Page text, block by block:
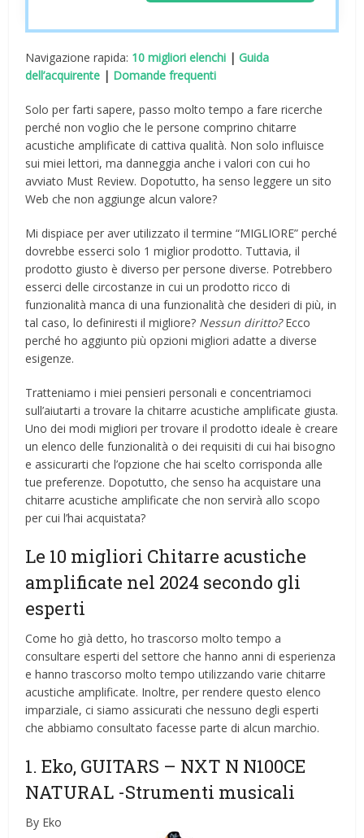
Navigazione rapida: 10 migliori elenchi |Guida
dell’acquirente | Domande frequenti
Solo per farti sapere, passo molto tempo a fare ricerche
perché non voglio che le persone comprino chitarre
acustiche amplificate di cattiva qualità. Non solo influisce
sui miei lettori, ma danneggia anche i valori con cui ho
avviato Must Review. Dopotutto, ha senso leggere un sito
Web che non aggiunge alcun valore?
Mi dispiace per aver utilizzato il termine “MIGLIORE” perché
dovrebbe esserci solo 1 miglior prodotto. Tuttavia, il
prodotto giusto è diverso per persone diverse. Potrebbero
esserci delle circostanze in cui un prodotto ricco di
funzionalità manca di una funzionalità che desideri di più, in
tal caso, lo definiresti il ​​migliore? Nessun diritto?Ecco
perché ho aggiunto più opzioni migliori adatte a diverse
esigenze.
Tratteniamo i miei pensieri personali e concentriamoci
sull’aiutarti a trovare la chitarre acustiche amplificate giusta.
Uno dei modi migliori per trovare il prodotto ideale è creare
un elenco delle funzionalità o dei requisiti di cui hai bisogno
e assicurarti che l’opzione che hai scelto corrisponda alle
tue preferenze. Dopotutto, che senso ha acquistare una
chitarre acustiche amplificate che non servirà allo scopo
per cui l’hai acquistata?
Le 10 migliori Chitarre acustiche
amplificate nel 2024 secondo gli
esperti
Come ho già detto, ho trascorso molto tempo a
consultare esperti del settore che hanno anni di esperienza
e hanno trascorso molto tempo utilizzando varie chitarre
acustiche amplificate. Inoltre, per rendere questo elenco
imparziale, ci siamo assicurati che nessuno degli esperti
che abbiamo consultato facesse parte di alcun marchio.
1. Eko, GUITARS – NXT N N100CE
NATURAL -Strumenti musicali
By Eko